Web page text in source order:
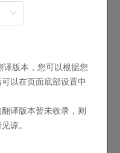
。自己场上有「摩天
的伤害变为被这个效果
怪兽 效果
。①：可以将这张卡解放
殊召唤「神炎皇ウリア
版本，您可以根据您
以在页面底部设置中
译版本暂未收录，则
谅。